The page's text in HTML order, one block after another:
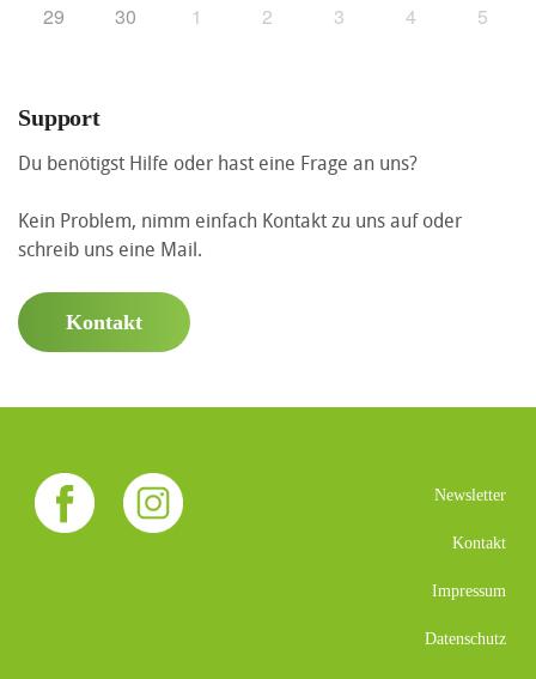
29 30 1 2 3 4 5
Support
Du benötigst Hilfe oder hast eine Frage an uns?
Kein Problem, nimm einfach Kontakt zu uns auf oder
schreib uns eine Mail.
Kontakt
Newsletter
Kontakt
Impressum
Datenschutz